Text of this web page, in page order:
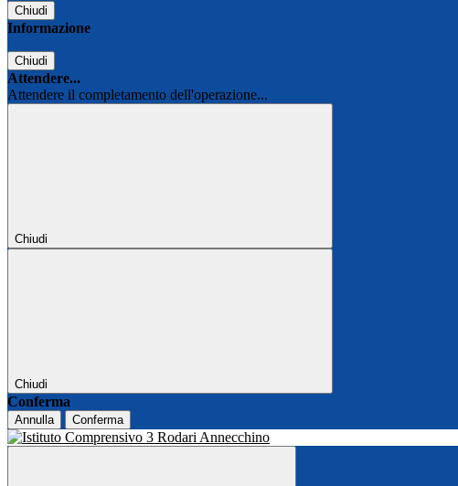
Chiudi
Informazione
Chiudi
Attendere...
Attendere il completamento dell'operazione...
Chiudi
Chiudi
Conferma
Annulla Conferma